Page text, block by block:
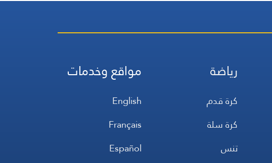
رياضة
كرة قدم
كرة سلة
تنس
مواقع وخدمات
English
Français
Español